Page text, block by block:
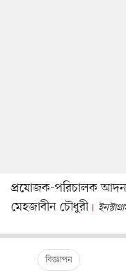
প্রযোজক-পরিচালক
মেহজাবীন চৌধুরী